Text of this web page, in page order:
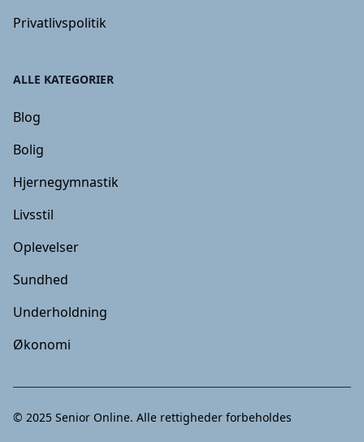
Privatlivspolitik
ALLE KATEGORIER
Blog
Bolig
Hjernegymnastik
Livsstil
Oplevelser
Sundhed
Underholdning
Økonomi
© 2025 Senior Online. Alle rettigheder forbeholdes